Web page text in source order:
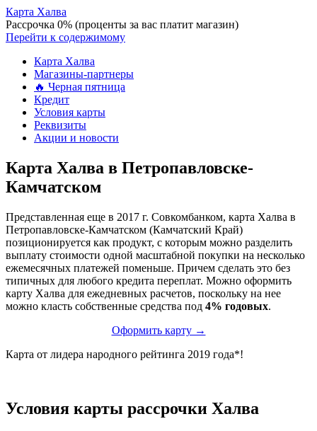
Карта Халва
Рассрочка 0% (проценты за вас платит магазин)
Перейти к содержимому
Карта Халва
Магазины-партнеры
🔥 Черная пятница
Кредит
Условия карты
Реквизиты
Акции и новости
Карта Халва в Петропавловске-
Камчатском
Представленная еще в 2017 г. Совкомбанком, карта Халва в
Петропавловске-Камчатском (Камчатский Край)
позиционируется как продукт, с которым можно разделить
выплату стоимости одной масштабной покупки на несколько
ежемесячных платежей поменьше. Причем сделать это без
типичных для любого кредита переплат. Можно оформить
карту Халва для ежедневных расчетов, поскольку на нее
можно класть собственные средства под 4% годовых.
Оформить карту →
Карта от лидера народного рейтинга 2019 года*!
Условия карты рассрочки Халва